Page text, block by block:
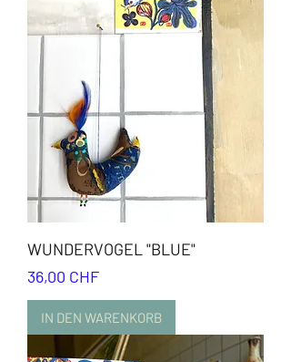
WUNDERVOGEL "BLUE"
Preis
36,00 CHF
IN DEN WARENKORB